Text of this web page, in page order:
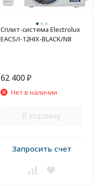
Сплит-система Electrolux
EACS/I-12HIX-BLACK/N8
62 400 ₽
Нет в наличии
В корзину
Запросить счет